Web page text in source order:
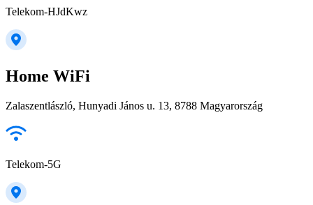
Telekom-HJdKwz
Home WiFi
Zalaszentlászló, Hunyadi János u. 13, 8788 Magyarország
Telekom-5G